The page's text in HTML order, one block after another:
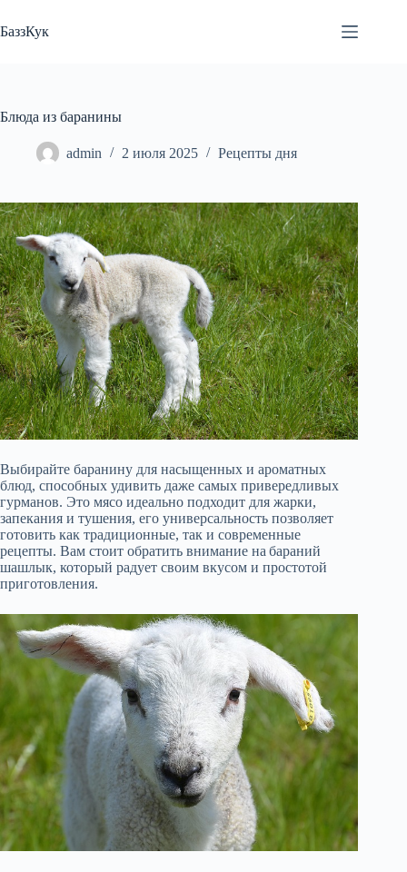
к
сути
БаззКук
Блюда из баранины
admin 2 июля 2025 Рецепты дня
Выбирайте баранину для насыщенных и ароматных
блюд, способных удивить даже самых привередливых
гурманов. Это мясо идеально подходит для жарки,
запекания и тушения, его универсальность позволяет
готовить как традиционные, так и современные
рецепты. Вам стоит обратить внимание на бараний
шашлык, который радует своим вкусом и простотой
приготовления.